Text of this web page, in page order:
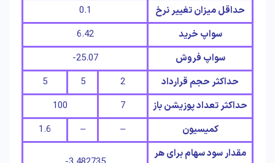
حداقل میزان تغییر نرخ
0.1
سواپ خرید
6.42
سواپ فروش
25.07-
حداکثر حجم قرارداد
2
5
5
حداکثر تعداد پوزیشن باز
7
100
کمیسیون
–
–
1.6
مقدار سود سهام برای هر